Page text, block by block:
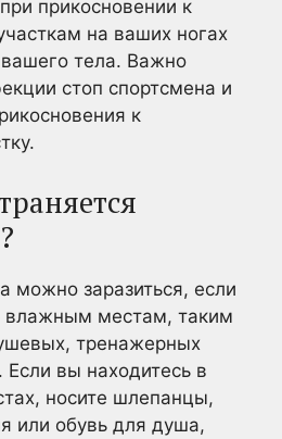
прикосновении к
на ваших ногах
вашего тела. Важно
стоп спортсмена и
к
можно заразиться, если
влажным местам, таким
тренажерных
Если вы находитесь в
носите шлепанцы,
или обувь для душа,